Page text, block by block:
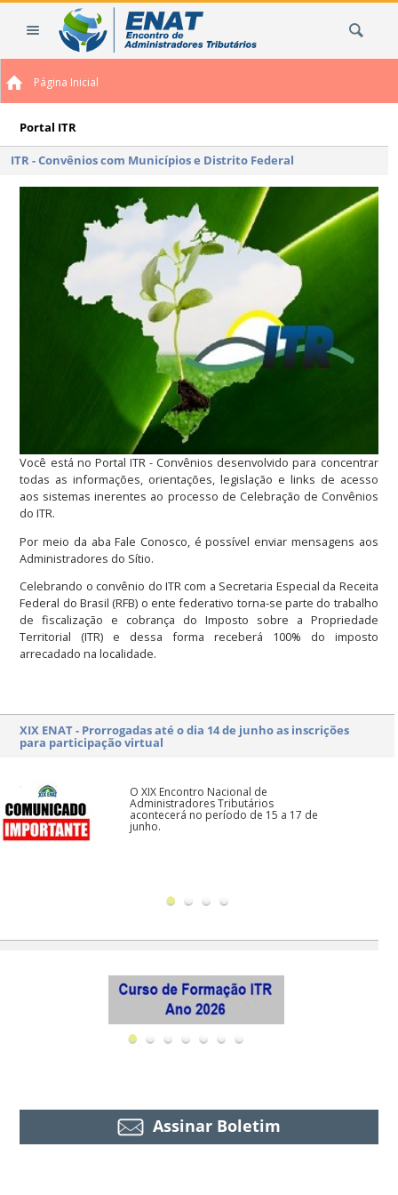
Página Inicial
Portal ITR
ITR - Convênios com Municípios e Distrito Federal
Você está no Portal ITR - Convênios desenvolvido para concentrar
todas as informações, orientações, legislação e links de acesso
aos sistemas inerentes ao processo de Celebração de Convênios
do ITR.
Por meio da aba Fale Conosco, é possível enviar mensagens aos
Administradores do Sítio.
Celebrando o convênio do ITR com a Secretaria Especial da Receita
Federal do Brasil (RFB) o ente federativo torna-se parte do trabalho
de fiscalização e cobrança do Imposto sobre a Propriedade
Territorial (ITR) e dessa forma receberá 100% do imposto
arrecadado na localidade.
XIX ENAT - Prorrogadas até o dia 14 de junho as inscrições
para participação virtual
O XIX Encontro Nacional de
Administradores Tributários
acontecerá no período de 15 a 17 de
junho.
Assinar Boletim